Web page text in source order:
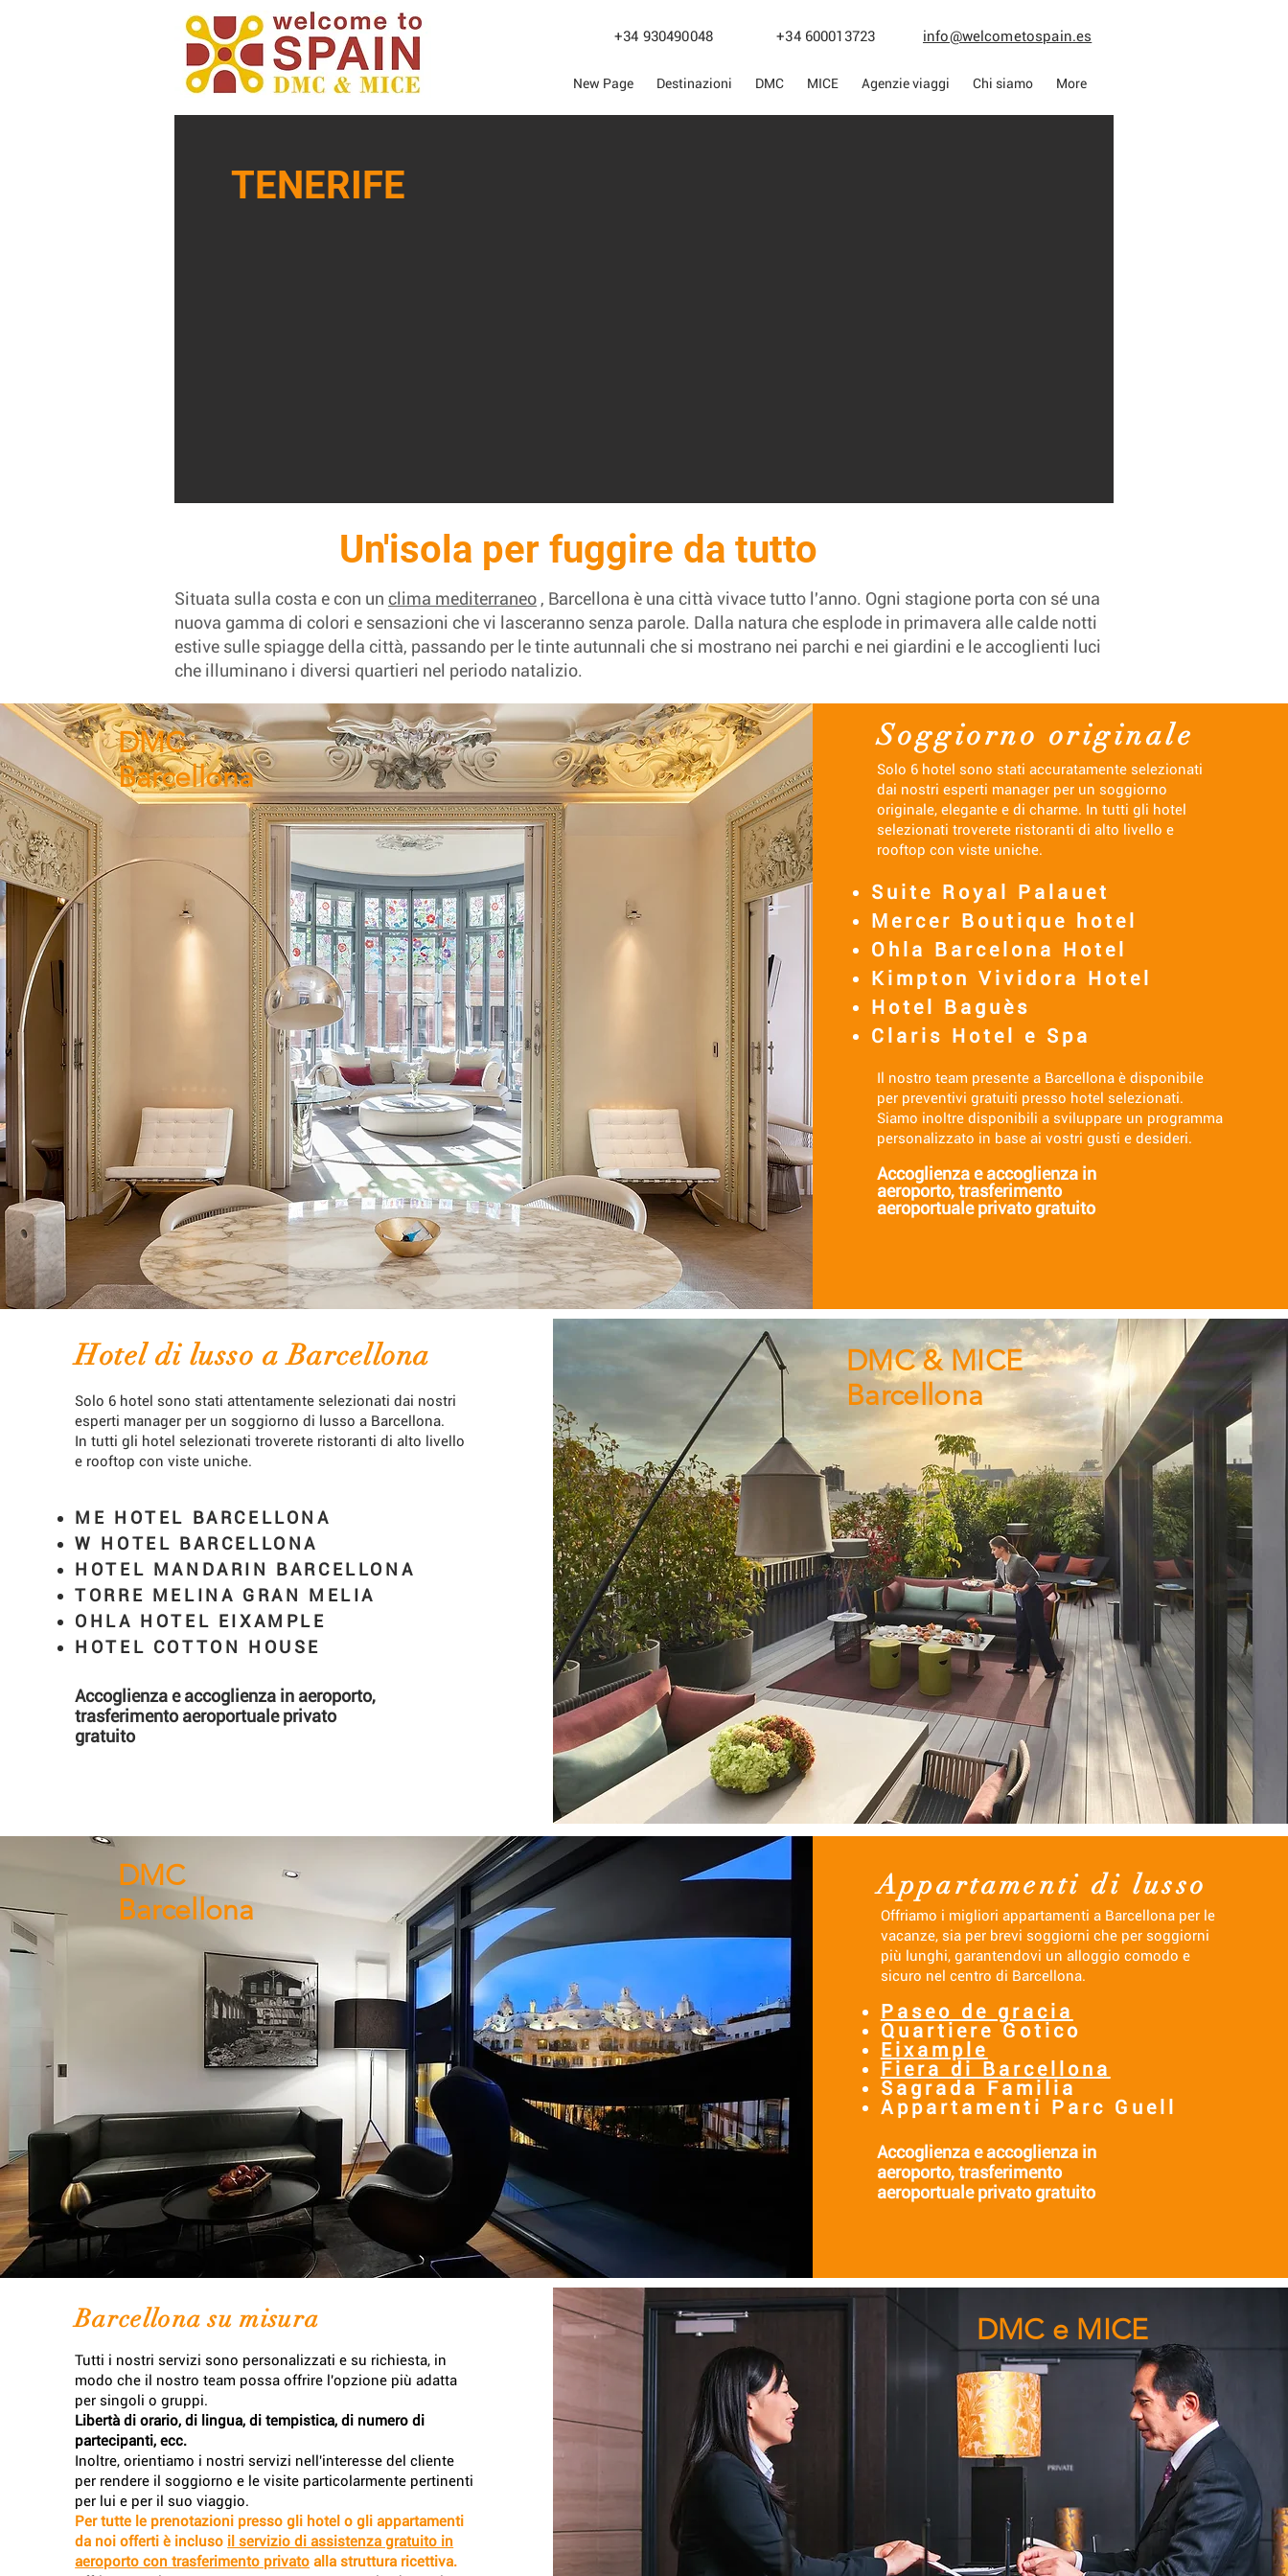
+34 930490048 +34 600013723 info@welcometospain.es
New Page Destinazioni DMC MICE Agenzie viaggi Chi siamo More
TENERIFE
Un'isola per fuggire da tutto
Situata sulla costa e con un clima mediterraneo , Barcellona è una città vivace tutto l'anno. Ogni stagione porta con sé una
nuova gamma di colori e sensazioni che vi lasceranno senza parole. Dalla natura che esplode in primavera alle calde notti
estive sulle spiagge della città, passando per le tinte autunnali che si mostrano nei parchi e nei giardini e le accoglienti luci
che illuminano i diversi quartieri nel periodo natalizio.
DMC
Barcellona
Soggiorno originale
Solo 6 hotel sono stati accuratamente selezionati
dai nostri esperti manager per un soggiorno
originale, elegante e di charme. In tutti gli hotel
selezionati troverete ristoranti di alto livello e
rooftop con viste uniche.
Suite Royal Palauet
Mercer Boutique hotel
Ohla Barcelona Hotel
Kimpton Vividora Hotel
Hotel Baguès
Claris Hotel e Spa
Il nostro team presente a Barcellona è disponibile
per preventivi gratuiti presso hotel selezionati.
Siamo inoltre disponibili a sviluppare un programma
personalizzato in base ai vostri gusti e desideri.
Accoglienza e accoglienza in
aeroporto,trasferimento
aeroportuale privato gratuito
Hotel di lusso a Barcellona
Solo 6 hotel sono stati attentamente selezionati dai nostri
esperti manager per un soggiorno di lusso a Barcellona.
In tutti gli hotel selezionati troverete ristoranti di alto livello
e rooftop con viste uniche.
ME HOTEL BARCELLONA
W HOTEL BARCELLONA
HOTEL MANDARIN BARCELLONA
TORRE MELINA GRAN MELIA
OHLA HOTEL EIXAMPLE
HOTEL COTTON HOUSE
Accoglienza e accoglienza in aeroporto,
trasferimento aeroportuale privato
gratuito
DMC & MICE
Barcellona
DMC
Barcellona
Appartamenti di lusso
Offriamo i migliori appartamenti a Barcellona per le
vacanze, sia per brevi soggiorni che per soggiorni
più lunghi, garantendovi un alloggio comodo e
sicuro nel centro di Barcellona.
Paseo de gracia
Quartiere Gotico
Eixample
Fiera di Barcellona
Sagrada Familia
Appartamenti Parc Guell
Accoglienza e accoglienza in
aeroporto,trasferimento
aeroportuale privato gratuito
Barcellona su misura
Tutti i nostri servizi sono personalizzati e su richiesta, in
modo che il nostro team possa offrire l'opzione più adatta
per singoli o gruppi.
Libertà di orario, di lingua, di tempistica, di numero di
partecipanti, ecc.
Inoltre, orientiamo i nostri servizi nell'interesse del cliente
per rendere il soggiorno e le visite particolarmente pertinenti
per lui e per il suo viaggio.
Per tutte le prenotazioni presso gli hotel o gli appartamenti
da noi offerti è incluso il servizio di assistenza gratuito in
aeroporto con trasferimento privato alla struttura ricettiva.
DMC e MICE